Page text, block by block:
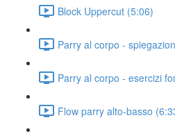
Block Uppercut (5:06)
Parry al corpo -
Parry al corpo - esercizi
Flow parry alto-basso